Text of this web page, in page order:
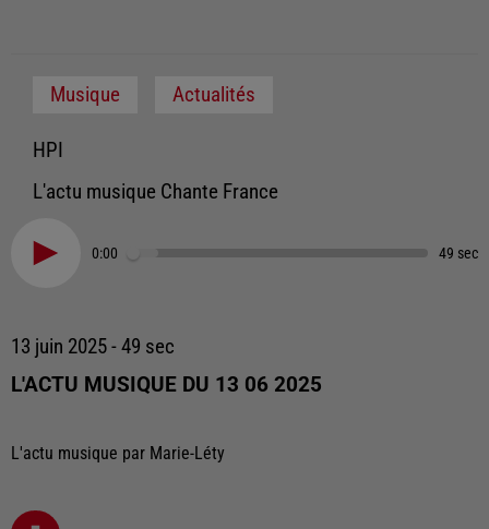
Musique Actualités
HPI
L'actu musique Chante France
0:00 49 sec
13 juin 2025 - 49 sec
L'ACTU MUSIQUE DU 13 06 2025
L'actu musique par Marie-Léty